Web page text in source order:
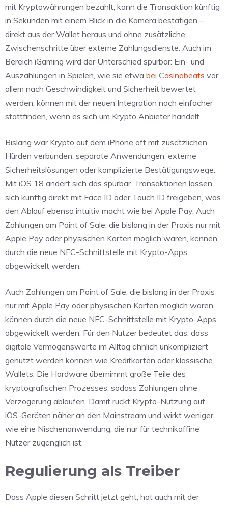
mit Kryptowährungen bezahlt, kann die Transaktion künftig
in Sekunden mit einem Blick in die Kamera bestätigen –
direkt aus der Wallet heraus und ohne zusätzliche
Zwischenschritte über externe Zahlungsdienste. Auch im
Bereich iGaming wird der Unterschied spürbar: Ein- und
Auszahlungen in Spielen, wie sie etwa bei Casinobeats vor
allem nach Geschwindigkeit und Sicherheit bewertet
werden, können mit der neuen Integration noch einfacher
stattfinden, wenn es sich um Krypto Anbieter handelt.
Bislang war Krypto auf dem iPhone oft mit zusätzlichen
Hürden verbunden: separate Anwendungen, externe
Sicherheitslösungen oder komplizierte Bestätigungswege.
Mit iOS 18 ändert sich das spürbar. Transaktionen lassen
sich künftig direkt mit Face ID oder Touch ID freigeben, was
den Ablauf ebenso intuitiv macht wie bei Apple Pay. Auch
Zahlungen am Point of Sale, die bislang in der Praxis nur mit
Apple Pay oder physischen Karten möglich waren, können
durch die neue NFC-Schnittstelle mit Krypto-Apps
abgewickelt werden.
Auch Zahlungen am Point of Sale, die bislang in der Praxis
nur mit Apple Pay oder physischen Karten möglich waren,
können durch die neue NFC-Schnittstelle mit Krypto-Apps
abgewickelt werden. Für den Nutzer bedeutet das, dass
digitale Vermögenswerte im Alltag ähnlich unkompliziert
genutzt werden können wie Kreditkarten oder klassische
Wallets. Die Hardware übernimmt große Teile des
kryptografischen Prozesses, sodass Zahlungen ohne
Verzögerung ablaufen. Damit rückt Krypto-Nutzung auf
iOS-Geräten näher an den Mainstream und wirkt weniger
wie eine Nischenanwendung, die nur für technikaffine
Nutzer zugänglich ist.
Regulierung als Treiber
Dass Apple diesen Schritt jetzt geht, hat auch mit der